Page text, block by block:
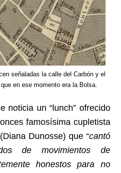
señaladas la calle del Carbón y el
en ese momento era la Bolsa.
noticia un “lunch” ofrecido
famosísima cupletista
Dunosse) que “cantó
de movimientos de
honestos para no